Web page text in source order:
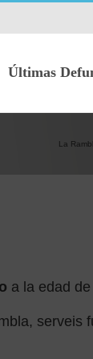
Últimas
La
a la edad de
serveis